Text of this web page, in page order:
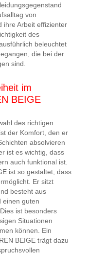
von
ihre Arbeit effizienter
des
beleuchtet
die bei der
sind.
im
BEIGE
des richtigen
der Komfort, den er
absolvieren
ist es wichtig, dass
auch funktional ist.
ist so gestaltet, dass
Er sitzt
besteht aus
einen guten
ist besonders
Situationen
können. Ein
BEIGE trägt dazu